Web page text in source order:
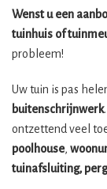
Wenst u een
tuinhuis of
probleem!
Uw tuin is pas
buitenschrijnwerk
ontzettend veel
poolhouse,
tuinafsluiting,